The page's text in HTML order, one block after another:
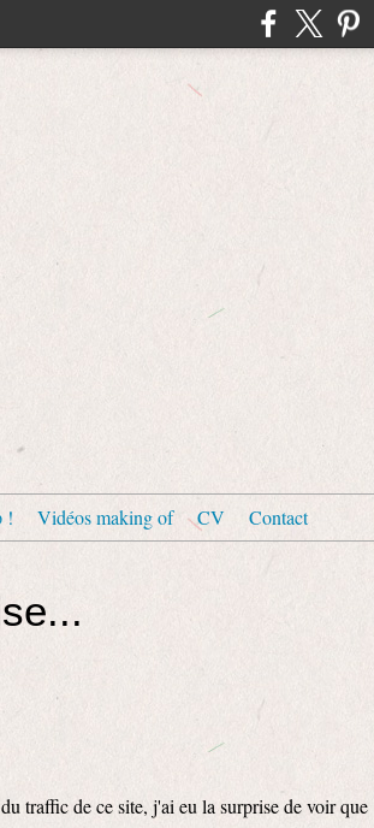
! Vidéos making of CV Contact
traffic de ce site, j'ai eu la surprise de voir que